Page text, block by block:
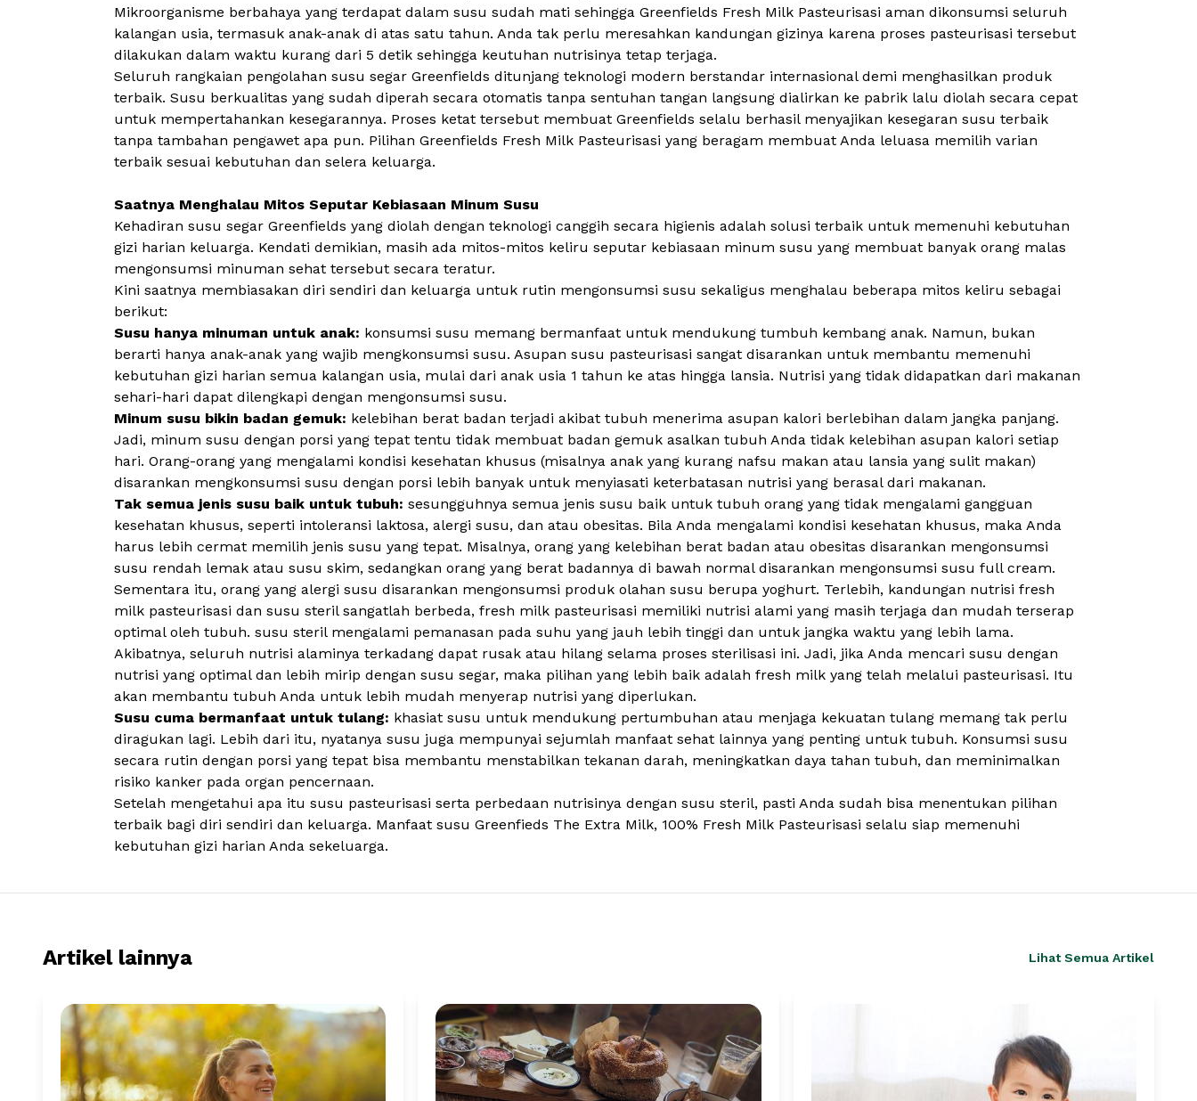
Mikroorganisme berbahaya yang terdapat dalam susu sudah mati sehingga Greenfields Fresh Milk Pasteurisasi aman dikonsumsi seluruh
kalangan usia, termasuk anak-anak di atas satu tahun. Anda tak perlu meresahkan kandungan gizinya karena proses pasteurisasi tersebut
dilakukan dalam waktu kurang dari 5 detik sehingga keutuhan nutrisinya tetap terjaga.
Seluruh rangkaian pengolahan susu segar Greenfields ditunjang teknologi modern berstandar internasional demi menghasilkan produk
terbaik. Susu berkualitas yang sudah diperah secara otomatis tanpa sentuhan tangan langsung dialirkan ke pabrik lalu diolah secara cepat
untuk mempertahankan kesegarannya. Proses ketat tersebut membuat Greenfields selalu berhasil menyajikan kesegaran susu terbaik
tanpa tambahan pengawet apa pun. Pilihan Greenfields Fresh Milk Pasteurisasi yang beragam membuat Anda leluasa memilih varian
terbaik sesuai kebutuhan dan selera keluarga.
Saatnya Menghalau Mitos Seputar Kebiasaan Minum Susu
Kehadiran susu segar Greenfields yang diolah dengan teknologi canggih secara higienis adalah solusi terbaik untuk memenuhi kebutuhan
gizi harian keluarga. Kendati demikian, masih ada mitos-mitos keliru seputar kebiasaan minum susu yang membuat banyak orang malas
mengonsumsi minuman sehat tersebut secara teratur.
Kini saatnya membiasakan diri sendiri dan keluarga untuk rutin mengonsumsi susu sekaligus menghalau beberapa mitos keliru sebagai
berikut:
Susu hanya minuman untuk anak: konsumsi susu memang bermanfaat untuk mendukung tumbuh kembang anak. Namun, bukan
berarti hanya anak-anak yang wajib mengkonsumsi susu. Asupan susu pasteurisasi sangat disarankan untuk membantu memenuhi
kebutuhan gizi harian semua kalangan usia, mulai dari anak usia 1 tahun ke atas hingga lansia. Nutrisi yang tidak didapatkan dari makanan
sehari-hari dapat dilengkapi dengan mengonsumsi susu.
Minum susu bikin badan gemuk: kelebihan berat badan terjadi akibat tubuh menerima asupan kalori berlebihan dalam jangka panjang.
Jadi, minum susu dengan porsi yang tepat tentu tidak membuat badan gemuk asalkan tubuh Anda tidak kelebihan asupan kalori setiap
hari. Orang-orang yang mengalami kondisi kesehatan khusus (misalnya anak yang kurang nafsu makan atau lansia yang sulit makan)
disarankan mengkonsumsi susu dengan porsi lebih banyak untuk menyiasati keterbatasan nutrisi yang berasal dari makanan.
Tak semua jenis susu baik untuk tubuh: sesungguhnya semua jenis susu baik untuk tubuh orang yang tidak mengalami gangguan
kesehatan khusus, seperti intoleransi laktosa, alergi susu, dan atau obesitas. Bila Anda mengalami kondisi kesehatan khusus, maka Anda
harus lebih cermat memilih jenis susu yang tepat. Misalnya, orang yang kelebihan berat badan atau obesitas disarankan mengonsumsi
susu rendah lemak atau susu skim, sedangkan orang yang berat badannya di bawah normal disarankan mengonsumsi susu full cream.
Sementara itu, orang yang alergi susu disarankan mengonsumsi produk olahan susu berupa yoghurt. Terlebih, kandungan nutrisi fresh
milk pasteurisasi dan susu steril sangatlah berbeda, fresh milk pasteurisasi memiliki nutrisi alami yang masih terjaga dan mudah terserap
optimal oleh tubuh. susu steril mengalami pemanasan pada suhu yang jauh lebih tinggi dan untuk jangka waktu yang lebih lama.
Akibatnya, seluruh nutrisi alaminya terkadang dapat rusak atau hilang selama proses sterilisasi ini. Jadi, jika Anda mencari susu dengan
nutrisi yang optimal dan lebih mirip dengan susu segar, maka pilihan yang lebih baik adalah fresh milk yang telah melalui pasteurisasi. Itu
akan membantu tubuh Anda untuk lebih mudah menyerap nutrisi yang diperlukan.
Susu cuma bermanfaat untuk tulang: khasiat susu untuk mendukung pertumbuhan atau menjaga kekuatan tulang memang tak perlu
diragukan lagi. Lebih dari itu, nyatanya susu juga mempunyai sejumlah manfaat sehat lainnya yang penting untuk tubuh. Konsumsi susu
secara rutin dengan porsi yang tepat bisa membantu menstabilkan tekanan darah, meningkatkan daya tahan tubuh, dan meminimalkan
risiko kanker pada organ pencernaan.
Setelah mengetahui apa itu susu pasteurisasi serta perbedaan nutrisinya dengan susu steril, pasti Anda sudah bisa menentukan pilihan
terbaik bagi diri sendiri dan keluarga. Manfaat susu Greenfieds The Extra Milk, 100% Fresh Milk Pasteurisasi selalu siap memenuhi
kebutuhan gizi harian Anda sekeluarga.
Artikel lainnya Lihat Semua Artikel